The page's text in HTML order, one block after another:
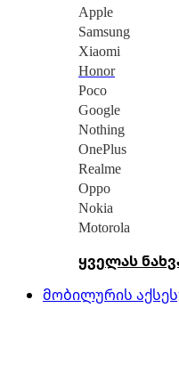
Apple
Samsung
Xiaomi
Honor
Poco
Google
Nothing
OnePlus
Realme
Oppo
Nokia
Motorola
ყველას
მობილურის